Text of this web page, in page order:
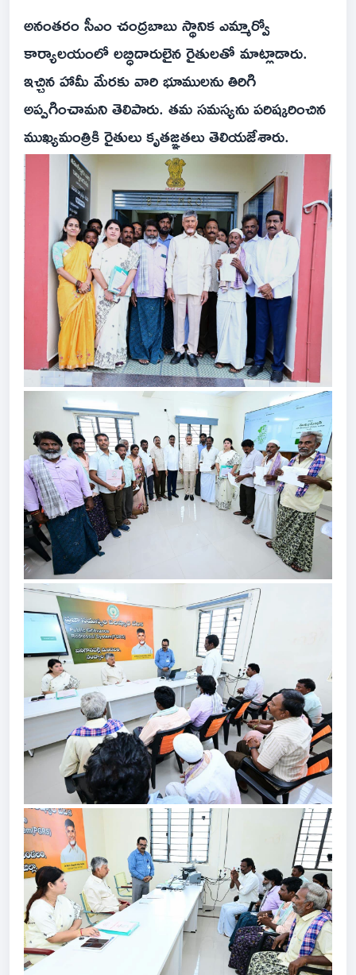
అనంతరం సీఎం చంద్రబాబు స్థానిక ఎమ్మార్వో
కార్యాలయంలో లబ్ధిదారులైన రైతులతో మాట్లాడారు.
ఇచ్చిన హామీ మేరకు వారి భూములను తిరిగి
అప్పగించామని తెలిపారు. తమ సమస్యను పరిష్కరించిన
ముఖ్యమంత్రికి రైతులు కృతజ్ఞతలు తెలియజేశారు.